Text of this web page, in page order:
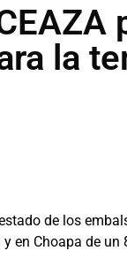
la
de los
en Choapa de